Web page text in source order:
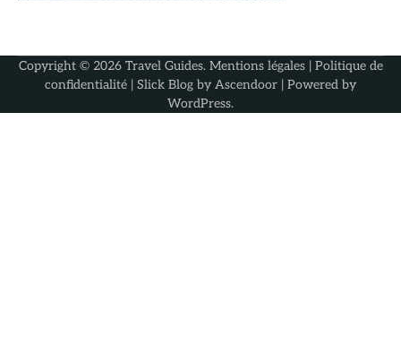
Copyright © 2026 Travel Guides. Mentions légales| Politique de
confidentialité | Slick Blog by Ascendoor | Powered by
WordPress.